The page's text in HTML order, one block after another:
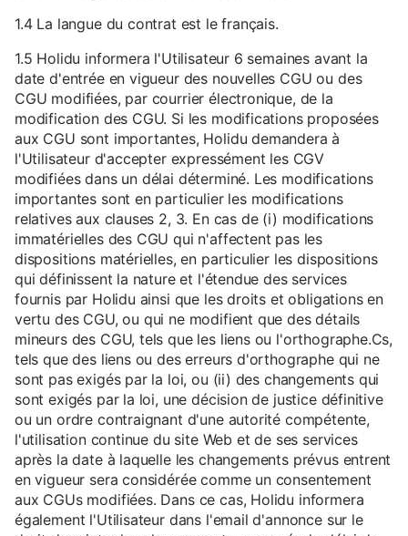
1.4 La langue du contrat est le français.
1.5 Holidu informera l'Utilisateur 6 semaines avant la
date d'entrée en vigueur des nouvelles CGU ou des
CGU modifiées, par courrier électronique, de la
modification des CGU. Si les modifications proposées
aux CGU sont importantes, Holidu demandera à
l'Utilisateur d'accepter expressément les CGV
modifiées dans un délai déterminé. Les modifications
importantes sont en particulier les modifications
relatives aux clauses 2, 3. En cas de (i) modifications
immatérielles des CGU qui n'affectent pas les
dispositions matérielles, en particulier les dispositions
qui définissent la nature et l'étendue des services
fournis par Holidu ainsi que les droits et obligations en
vertu des CGU, ou qui ne modifient que des détails
mineurs des CGU, tels que les liens ou l'orthographe.Cs,
tels que des liens ou des erreurs d'orthographe qui ne
sont pas exigés par la loi, ou (ii) des changements qui
sont exigés par la loi, une décision de justice définitive
ou un ordre contraignant d'une autorité compétente,
l'utilisation continue du site Web et de ses services
après la date à laquelle les changements prévus entrent
en vigueur sera considérée comme un consentement
aux CGUs modifiées. Dans ce cas, Holidu informera
également l'Utilisateur dans l'email d'annonce sur le